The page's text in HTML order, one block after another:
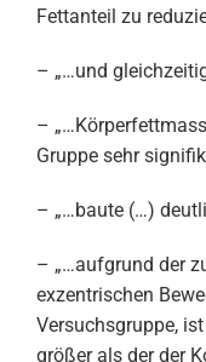
Fettanteil zu
– „…und
–
Gruppe sehr
– „…baute (…)
– „…aufgrund der
exzentrischen
Versuchsgruppe,
größer als der der